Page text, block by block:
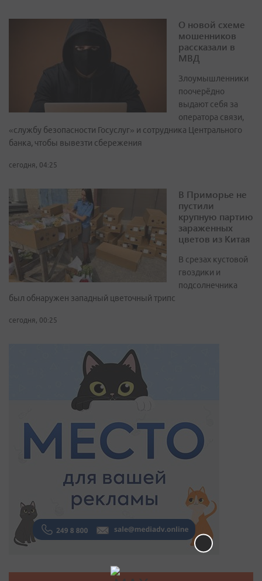
О новой схеме
мошенников
рассказали в
МВД
Злоумышленники
поочерёдно
выдают себя за
оператора связи,
«службу безопасности Госуслуг» и сотрудника Центрального
банка, чтобы вывезти сбережения
сегодня, 04:25
В Приморье не
пустили
крупную партию
зараженных
цветов из Китая
В срезах кустовой
гвоздики и
подсолнечника
был обнаружен западный цветочный трипс
сегодня, 00:25